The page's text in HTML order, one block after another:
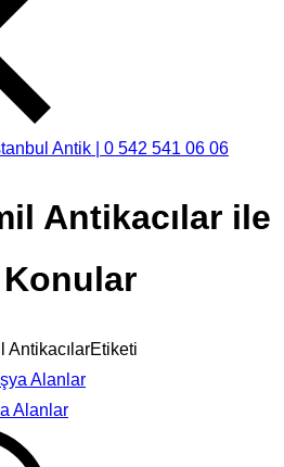
Antikacılar ile
AntikacılarEtiketi
Alanlar